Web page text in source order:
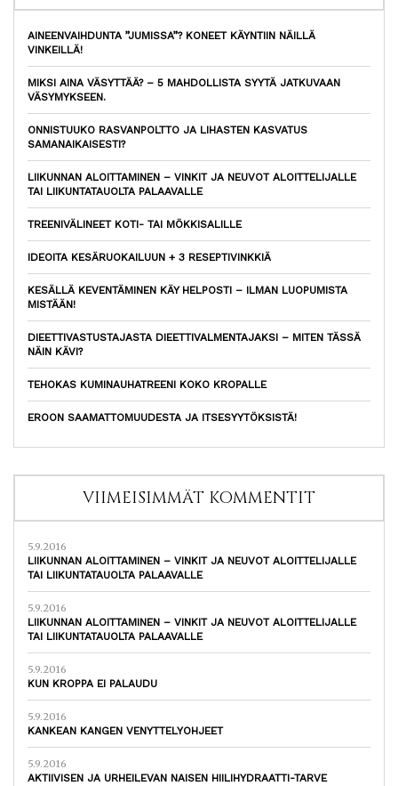
AINEENVAIHDUNTA ”JUMISSA”? KONEET KÄYNTIIN NÄILLÄ
VINKEILLÄ!
MIKSI AINA VÄSYTTÄÄ? – 5 MAHDOLLISTA SYYTÄ JATKUVAAN
VÄSYMYKSEEN.
ONNISTUUKO RASVANPOLTTO JA LIHASTEN KASVATUS
SAMANAIKAISESTI?
LIIKUNNAN ALOITTAMINEN – VINKIT JA NEUVOT ALOITTELIJALLE
TAI LIIKUNTATAUOLTA PALAAVALLE
TREENIVÄLINEET KOTI- TAI MÖKKISALILLE
IDEOITA KESÄRUOKAILUUN + 3 RESEPTIVINKKIÄ
KESÄLLÄ KEVENTÄMINEN KÄY HELPOSTI – ILMAN LUOPUMISTA
MISTÄÄN!
DIEETTIVASTUSTAJASTA DIEETTIVALMENTAJAKSI – MITEN TÄSSÄ
NÄIN KÄVI?
TEHOKAS KUMINAUHATREENI KOKO KROPALLE
EROON SAAMATTOMUUDESTA JA ITSESYYTÖKSISTÄ!
VIIMEISIMMÄT KOMMENTIT
5.9.2016
LIIKUNNAN ALOITTAMINEN – VINKIT JA NEUVOT ALOITTELIJALLE
TAI LIIKUNTATAUOLTA PALAAVALLE
5.9.2016
LIIKUNNAN ALOITTAMINEN – VINKIT JA NEUVOT ALOITTELIJALLE
TAI LIIKUNTATAUOLTA PALAAVALLE
5.9.2016
KUN KROPPA EI PALAUDU
5.9.2016
KANKEAN KANGEN VENYTTELYOHJEET
5.9.2016
AKTIIVISEN JA URHEILEVAN NAISEN HIILIHYDRAATTI-TARVE